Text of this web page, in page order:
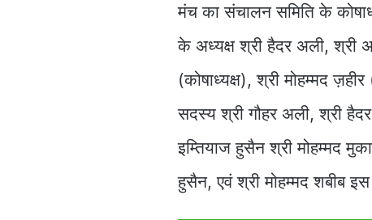
मंच का संचालन समिति के
के अध्यक्ष श्री हैदर अली, श्री
(कोषाध्यक्ष), श्री मोहम्मद
सदस्य श्री गौहर अली, श्री
इम्तियाज हुसैन श्री मोहम्मद
हुसैन, एवं श्री मोहम्मद शबीब